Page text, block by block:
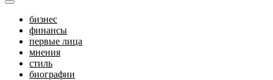
бизнес
финансы
первые лица
мнения
стиль
биографии